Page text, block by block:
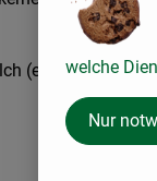
(einschl.welche
Nur